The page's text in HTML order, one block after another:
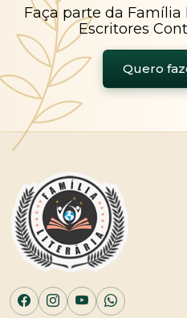
Faça parte da
Escritores
Quero